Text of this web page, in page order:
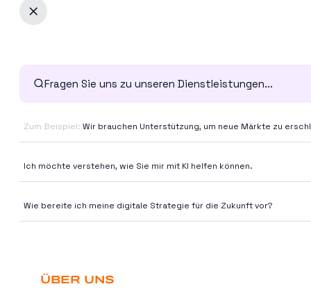
Referenzen
ÜBER UNS
Zum Beispiel: Wir brauchen Unterstützung, um neue Märkte zu
Ich möchte verstehen, wie Sie mir mit KI helfen können.
Wie bereite ich meine digitale Strategie für die Zukunft vor?